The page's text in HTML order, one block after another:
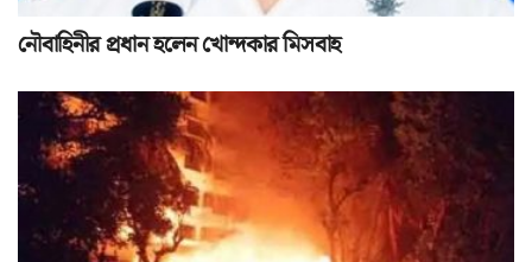
নৌবাহিনীর প্রধান হলেন খোন্দকার মিসবাহ